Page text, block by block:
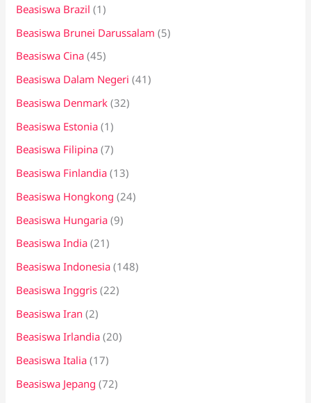
Beasiswa Brazil (1)
Beasiswa Brunei Darussalam (5)
Beasiswa Cina (45)
Beasiswa Dalam Negeri (41)
Beasiswa Denmark (32)
Beasiswa Estonia (1)
Beasiswa Filipina (7)
Beasiswa Finlandia (13)
Beasiswa Hongkong (24)
Beasiswa Hungaria (9)
Beasiswa India (21)
Beasiswa Indonesia (148)
Beasiswa Inggris (22)
Beasiswa Iran (2)
Beasiswa Irlandia (20)
Beasiswa Italia (17)
Beasiswa Jepang (72)